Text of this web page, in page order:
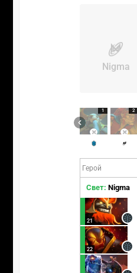
Nigma
1 2
Герой
Свет: Nigma
21
22